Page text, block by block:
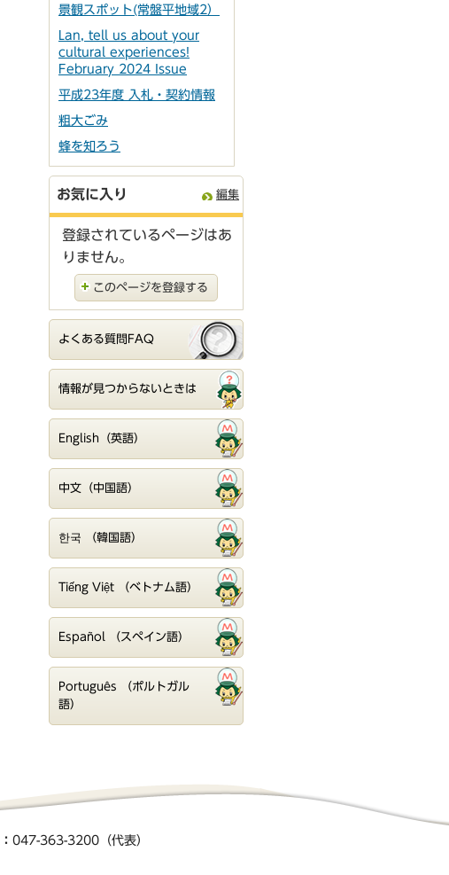
景観スポット(常盤平地域2）
Lan, tell us about your
cultural experiences!
February 2024 Issue
平成23年度 入札・契約情報
粗大ごみ
蜂を知ろう
お気に入り 編集
登録されているページはあ
りません。
このページを登録する
よくある質問FAQ
情報が見つからないときは
English（英語）
中文（中国語）
한국 （韓国語）
Tiếng Việt （ベトナム語）
Español （スペイン語）
Português （ポルトガル
語）
047-363-3200（代表）